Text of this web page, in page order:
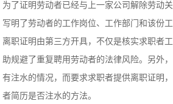
为了证明劳动者已经与上一家公司解除劳动
写明了劳动者的工作岗位、工作部门和该份
离职证明由第三方开具，不仅是核实求职者
助规避了重复聘用劳动者的法律风险。另外
有注水的情况，而要求求职者提供离职证明
者简历是否注水的方法。